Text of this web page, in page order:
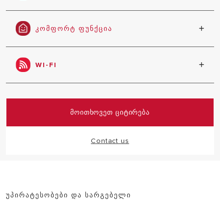
ამინდზე დამოკიდებული ავტომატიზაცის ფუნქცია
უზრუნველყოფს მაქსიმალურ კომფორტს,
ენერგიის დაზოგვას და მარტივად გამოყენებას.
ᲙᲝᲛᲤᲝᲠᲢ ᲤᲣᲜᲥᲪᲘᲐ
ცხელი წყლის სწრაფი მიწოდება 5 წამზე ნაკლებ
დროში.
WI-FI
Alteas XC- ს აქვს ჩაშენებული Wi-Fi სისტემა და
ᲛᲝᲘᲗᲮᲝᲕᲔᲗ ᲪᲘᲢᲘᲠᲔᲑᲐ
Contact us
ᲣᲞᲘᲠᲐᲢᲔᲡᲝᲑᲔᲑᲘ ᲓᲐ ᲡᲐᲠᲒᲔᲑᲔᲚᲘ